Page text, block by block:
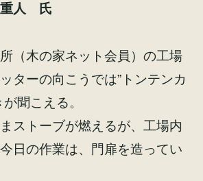
人 氏
（木の家ネット会員）の工場
ターの向こうでは”トンテンカ
聞こえる。
ストーブが燃えるが、工場内
日の作業は、門扉を造ってい
お客様の声